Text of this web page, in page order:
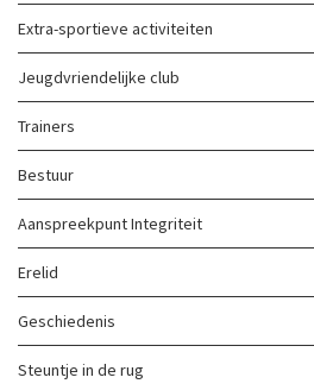
Extra-sportieve activiteiten
Jeugdvriendelijke club
Trainers
Bestuur
Aanspreekpunt Integriteit
Erelid
Geschiedenis
Steuntje in de rug